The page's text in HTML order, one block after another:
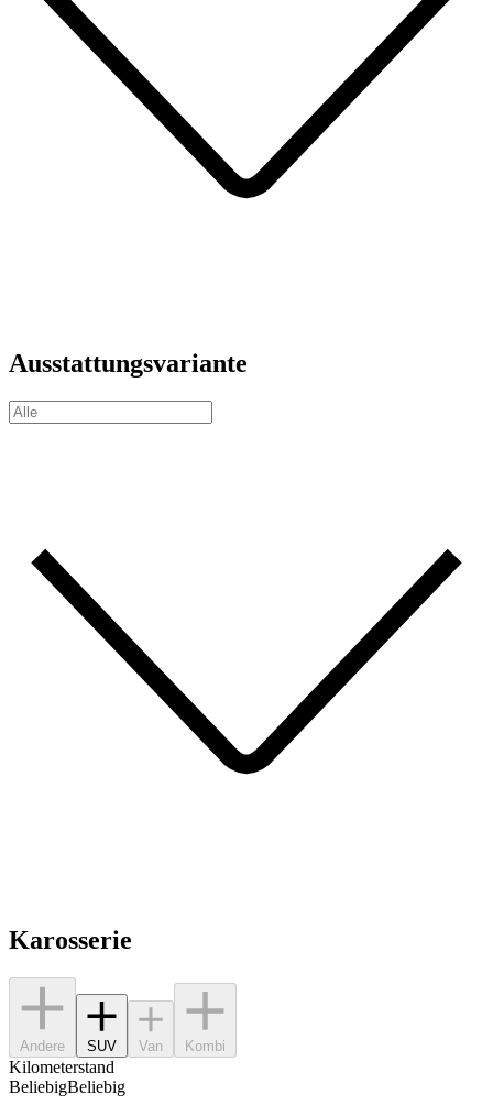
Ausstattungsvariante
Karosserie
Andere SUV Van Kombi
Kilometerstand
BeliebigBeliebig